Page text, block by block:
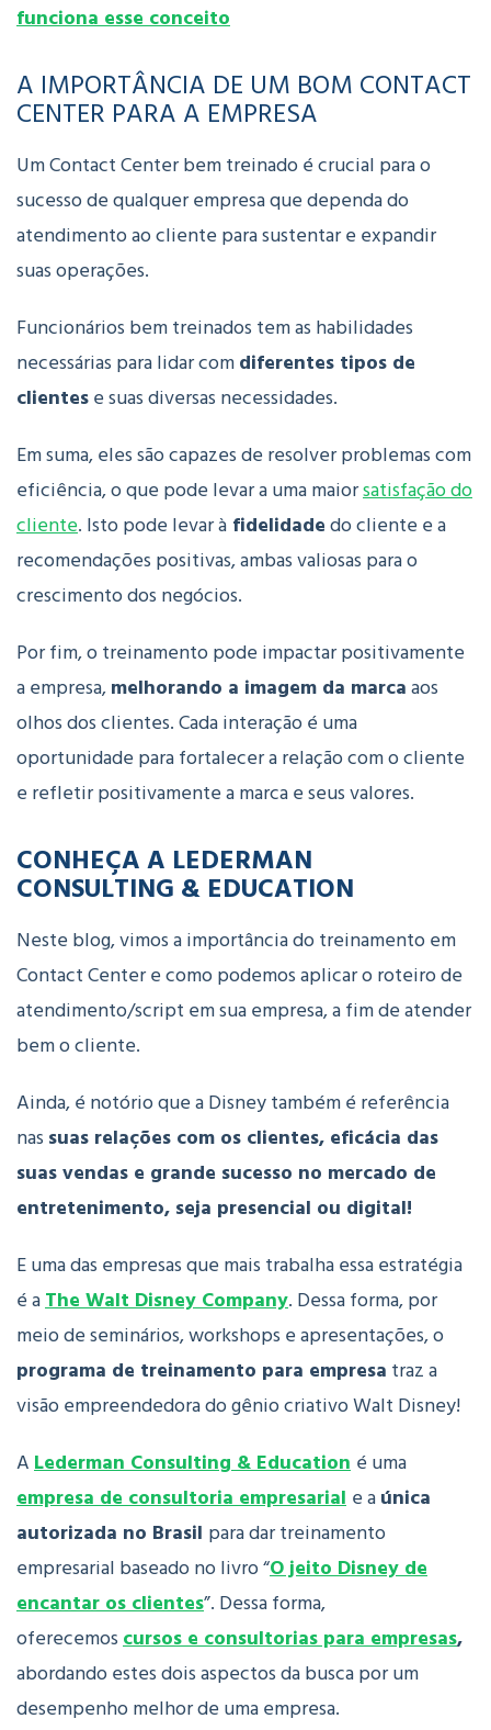
funciona esse conceito
A IMPORTÂNCIA DE UM BOM CONTACT
CENTER PARA A EMPRESA
Um Contact Center bem treinado é crucial para o
sucesso de qualquer empresa que dependa do
atendimento ao cliente para sustentar e expandir
suas operações.
Funcionários bem treinados tem as habilidades
necessárias para lidar comdiferentes tipos de
clientese suas diversas necessidades.
Em suma, eles são capazes de resolver problemas com
eficiência, o que pode levar a uma maiorsatisfação do
cliente. Isto pode levar à fidelidadedo cliente e a
recomendações positivas, ambas valiosas para o
crescimento dos negócios.
Por fim, o treinamento pode impactar positivamente
a empresa,melhorando a imagem da marcaaos
olhos dos clientes. Cada interação é uma
oportunidade para fortalecer a relação com o cliente
e refletir positivamente a marca e seus valores.
CONHEÇA A LEDERMAN
CONSULTING & EDUCATION
Neste blog, vimos a importância do treinamento em
Contact Center e como podemos aplicar o roteiro de
atendimento/script em sua empresa, a fim de atender
bem o cliente.
Ainda, é notório que a Disney também é referência
nas suas relações com os clientes, eficácia das
suas vendas e grande sucesso no mercado de
entretenimento, seja presencial ou digital!
E uma das empresas que mais trabalha essa estratégia
é aThe Walt Disney Company. Dessa forma, por
meio de seminários, workshops e apresentações, o
programa de treinamento para empresa traz a
visão empreendedora do gênio criativo Walt Disney!
ALederman Consulting & Education é uma
empresa de consultoria empresarial e aúnica
autorizada no Brasil para dar treinamento
empresarial baseado no livro “O jeito Disney de
encantar os clientes”. Dessa forma,
oferecemoscursos e consultorias para empresas,
abordando estes dois aspectos da busca por um
desempenho melhor de uma empresa.